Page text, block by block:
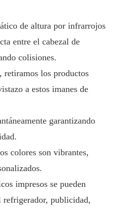
de altura por infrarrojos
entre el cabezal de
colisiones.
retiramos los productos
a estos imanes de
garantizando
colores son vibrantes,
impresos se pueden
refrigerador, publicidad,